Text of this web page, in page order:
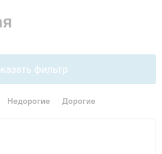
фильтр
Недорогие Дорогие